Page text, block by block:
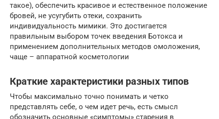
такое), обеспечить красивое и естественное положение
бровей, не усугубить отеки, сохранить
индивидуальность мимики. Это достигается
правильным выбором точек введения Ботокса и
применением дополнительных методов омоложения,
чаще – аппаратной косметологии
Краткие характеристики разных типов
Чтобы максимально точно понимать и четко
представлять себе, о чем идет речь, есть смысл
обозначить основные «симптомы» старения в